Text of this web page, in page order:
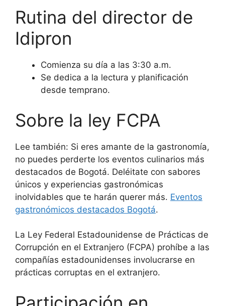
Rutina del director de
Idipron
Comienza su día a las 3:30 a.m.
Se dedica a la lectura y planificación
desde temprano.
Sobre la ley FCPA
Lee también: Si eres amante de la gastronomía,
no puedes perderte los eventos culinarios más
destacados de Bogotá. Deléitate con sabores
únicos y experiencias gastronómicas
inolvidables que te harán querer más. Eventos
gastronómicos destacados Bogotá.
La Ley Federal Estadounidense de Prácticas de
Corrupción en el Extranjero (FCPA) prohíbe a las
compañías estadounidenses involucrarse en
prácticas corruptas en el extranjero.